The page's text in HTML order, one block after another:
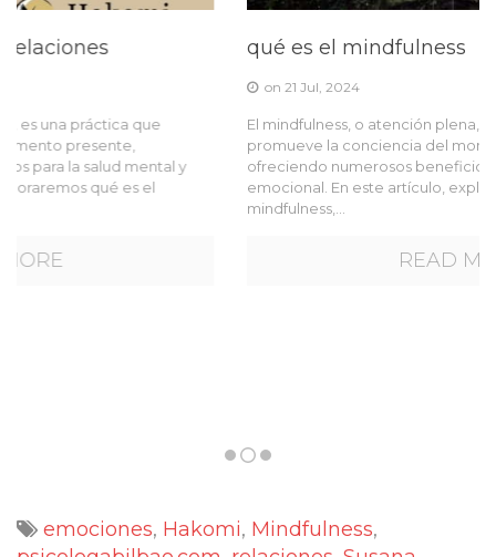
qué es el mindfulness
El mindfulness, o atención plena, es una práctica que
promueve la conciencia del momento presente,
ofreciendo numerosos beneficios para la salud mental y
emocional. En este artículo, exploraremos qué es el
emociones, Hakomi, Mindfulness,